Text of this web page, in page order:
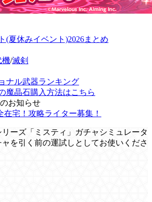
(夏休みイベント)2026まとめ
機/滅剣
ナル武器ランキング
魔晶石購入方法はこちら
お知らせ
在宅！攻略ライター募集！
ーズ「ミスティ」ガチャシミュレータ
を引く前の運試しとしてお使いくださ